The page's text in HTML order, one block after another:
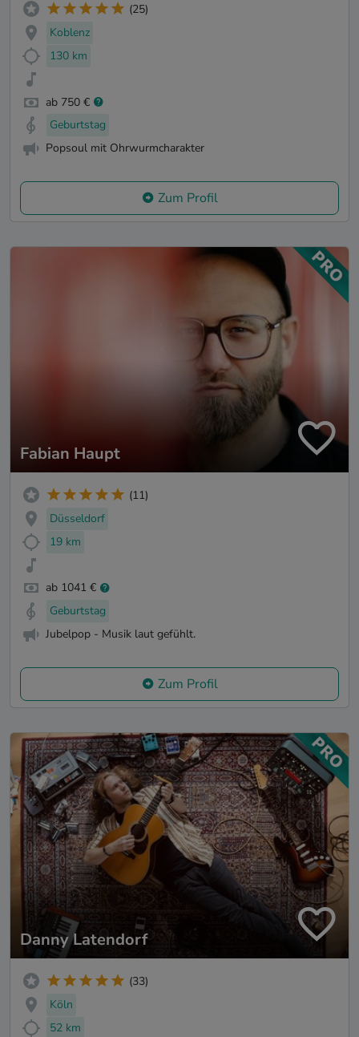
(25)
Koblenz
130 km
ab 750 €
Geburtstag
Popsoul mit Ohrwurmcharakter
Zum Profil
Fabian Haupt
(11)
Düsseldorf
19 km
ab 1041 €
Geburtstag
Jubelpop - Musik laut gefühlt.
Zum Profil
Danny Latendorf
(33)
Köln
52 km